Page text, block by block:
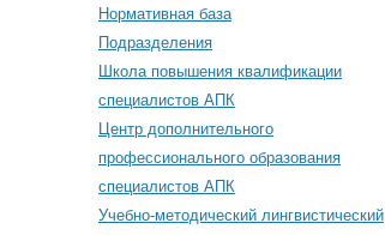
УЧЕБНО-МЕТОДИЧЕСКИЙ
УЧЕБНО-МЕТОДИЧЕСКИЙ ЦЕНТР
ПО ИНФОРМАЦИОННОМУ
Нормативная база
Подразделения
Школа повышения квалификации
специалистов АПК
Центр дополнительного
профессионального образования
специалистов АПК
Учебно-методический лингвистический